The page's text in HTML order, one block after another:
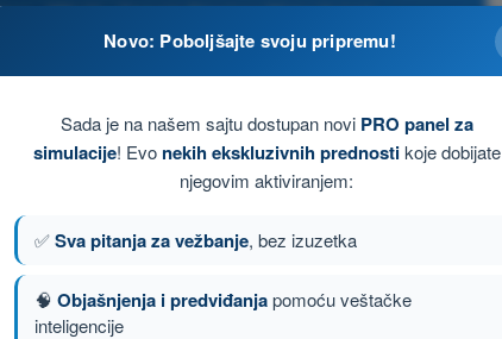
- PPL(A) - Dozvola Privatnog Pilota (Avioni)
doci do grubog rada motora, a zatim do pada broja
motor. Zatim ce doci do porasta broja obrtaja.
Novo: Poboljšajte svoju pripremu!
Sada je na našem sajtu dostupan novi PRO panel za
simulacije! Evo nekih ekskluzivnih prednostikoje dobijate
njegovim aktiviranjem:
✅Sva pitanja za vežbanje, bez izuzetka
🧠 Objašnjenja i predviđanjapomoću veštačke
inteligencije